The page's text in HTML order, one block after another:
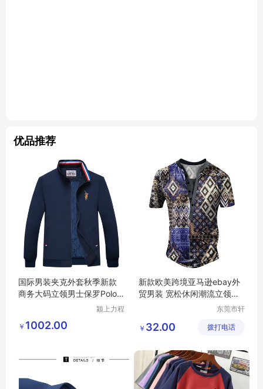
优品推荐
国际男装夹克外套秋季新款
商务大码立领男士保罗Polo
颍上力程
￥ 1002.00
新款欧美跨境亚马逊ebay外
贸男装 宽松休闲潮流立领印
东莞市轩
限公司
￥ 32.00 拨打电话